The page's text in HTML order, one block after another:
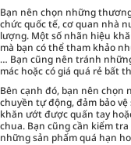
Bạn nên chọn những
chức quốc tế, cơ quan nhà
lượng. Một số nhãn hiệu
mà bạn có thể tham khảo
… Bạn cũng nên tránh
mác hoặc có giá quá rẻ bất
Bên cạnh đó, bạn nên
chuyền tự động, đảm bảo
khăn ướt được quấn tay
chua. Bạn cũng cần kiểm
những sản phẩm quá hạn